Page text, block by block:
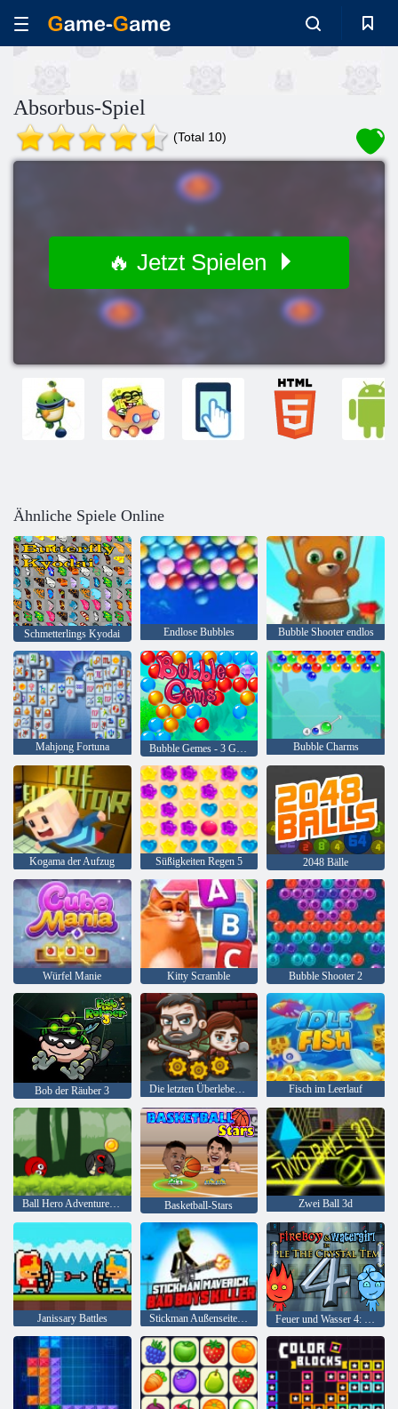
Absorbus-Spiel
(Total 10)
🔥 Jetzt Spielen
Ähnliche Spiele Online
Schmetterlings Kyodai Endlose Bubbles Bubble Shooter endlos
Mahjong Fortuna Bubble Charms
Kogama der Aufzug Süßigkeiten Regen 5 2048 Bälle
Würfel Manie Kitty Scramble Bubble Shooter 2
Bob der Räuber 3 Die letzten Überlebenden Fisch im Leerlauf
Ball Hero Adventure: Roter Schlagball Basketball-Stars Zwei Ball 3d
Janissary Battles Stickman Außenseiter Bad Boys Mörder Feuer und Wasser 4: Kristalltempel